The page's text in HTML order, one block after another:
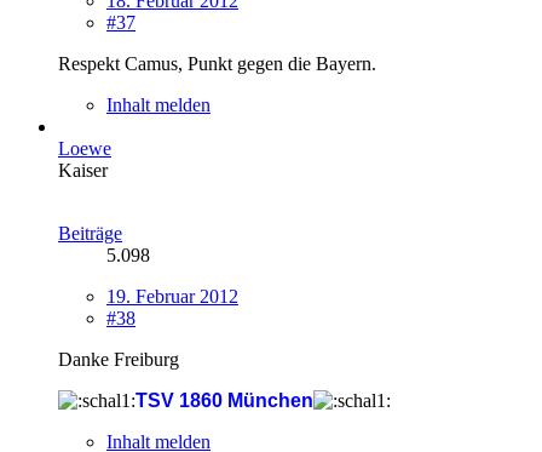
#37
Respekt Camus, Punkt gegen die Bayern.
Inhalt melden
Loewe
Kaiser
Beiträge
5.098
19. Februar 2012
#38
Danke Freiburg
TSV 1860 München
Inhalt melden